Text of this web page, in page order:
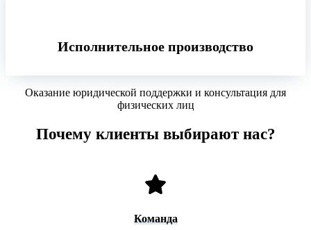
Исполнительное производство
Оказание юридической поддержки и консультация для
физических лиц
Почему клиенты выбирают нас?
Команда